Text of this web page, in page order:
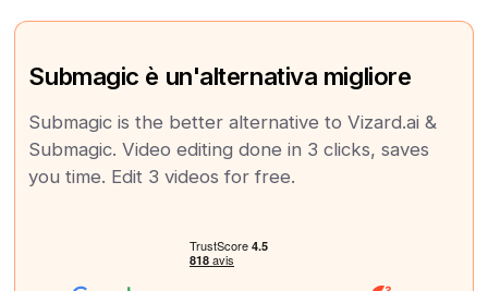
Submagic è un'alternativa migliore
Submagic is the better alternative to Vizard.ai &
Submagic. Video editing done in 3 clicks, saves
you time. Edit 3 videos for free.